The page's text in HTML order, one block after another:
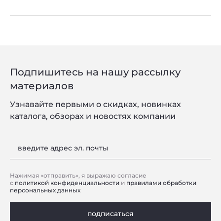
Подпишитесь на нашу рассылку
материалов
Узнавайте первыми о скидках, новинках
каталога, обзорах и новостях компании
введите адрес эл. почты
Нажимая «отправить», я выражаю согласие
с политикой конфиденциальности и правилами обработки
персональных данных
подписаться